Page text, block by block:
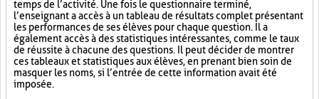
temps de l’activité. Une fois le questionnaire terminé,
l’enseignant a accès à un tableau de résultats complet présentant
les performances de ses élèves pour chaque question. Il a
également accès à des statistiques intéressantes, comme le taux
de réussite à chacune des questions. Il peut décider de montrer
ces tableaux et statistiques aux élèves, en prenant bien soin de
masquer les noms, si l’entrée de cette information avait été
imposée.